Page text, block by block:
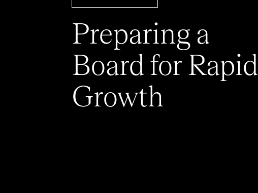
Preparing a
Board for Rapid
Growth